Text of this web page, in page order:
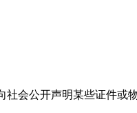
会公开声明某些证件或